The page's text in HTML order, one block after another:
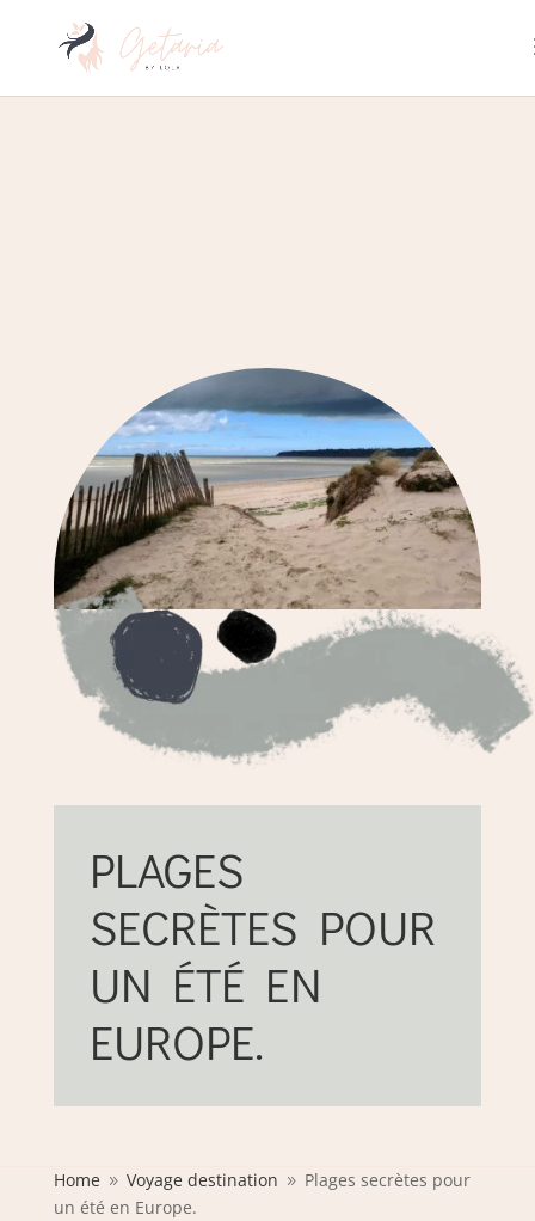
PLAGES
SECRÈTES POUR
UN ÉTÉ EN
EUROPE.
Home 9 Voyage destination 9 Plages secrètes pour
un été en Europe.